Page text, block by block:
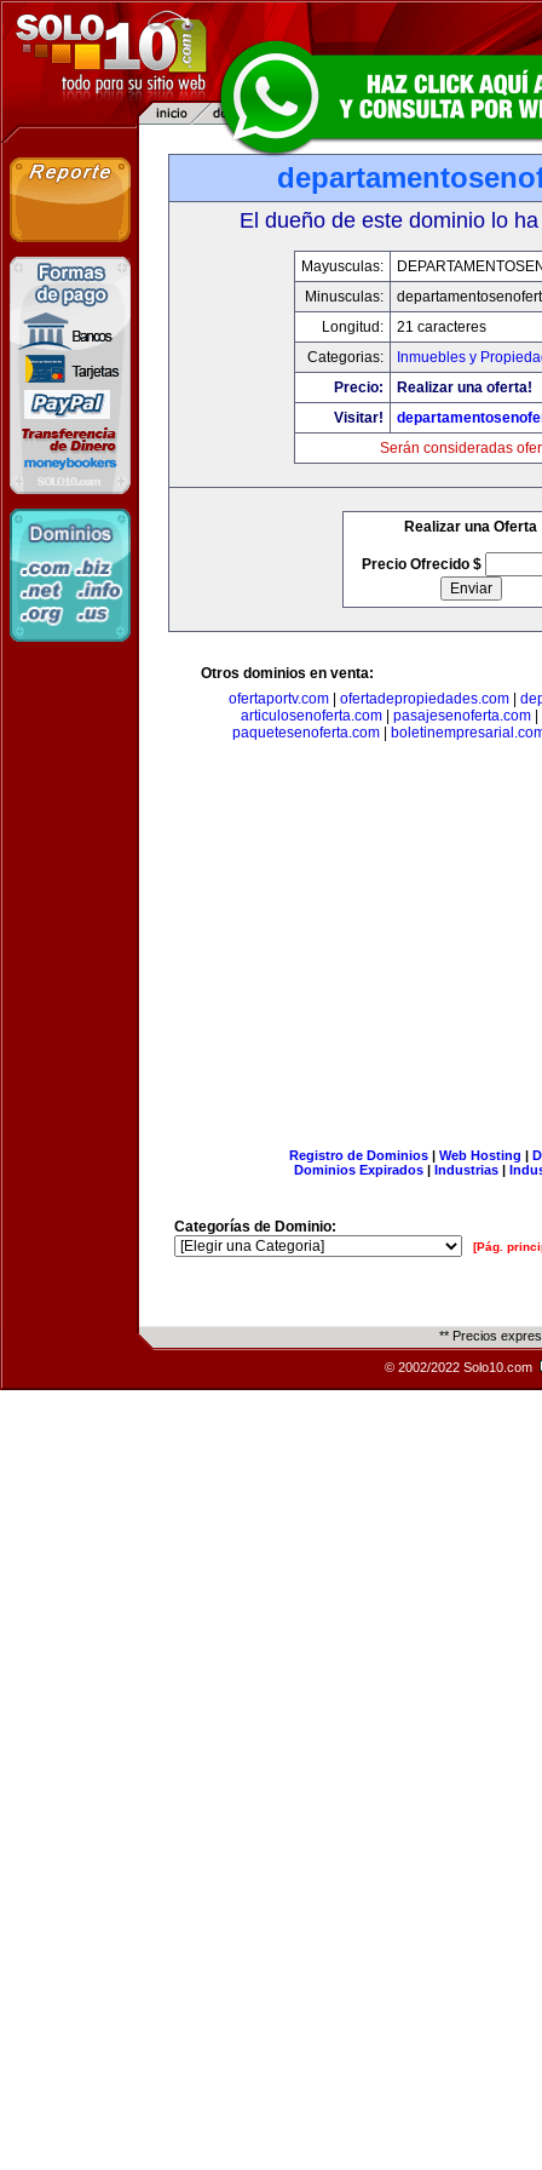
El dueño de este dominio lo
Mayusculas:
Minusculas:
Longitud:
21 caracteres
Categorias:
Inmuebles y
Precio:
Realizar una oferta!
Visitar!
Serán consideradas
Realizar una Oferta
Precio Ofrecido $
Otros dominios en venta:
ofertaportv.com
ofertadepropiedades.com
articulosenoferta.com
pasajesenoferta.com
paquetesenoferta.com|
Registro de Dominios| Web Hosting |
Dominios Expirados | Industrias |
Categorías de Dominio:
[Pág.
** Precios
© 2002/2022 Solo10.com